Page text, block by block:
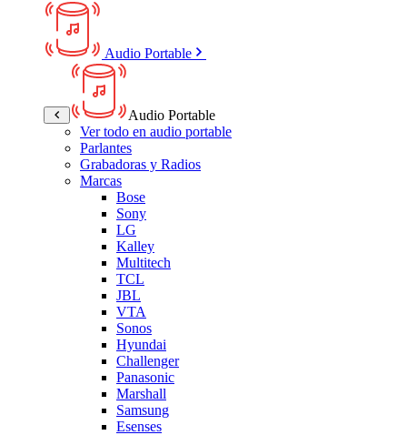
Audio Portable
Audio Portable
Ver todo en audio portable
Parlantes
Grabadoras y Radios
Marcas
Bose
Sony
LG
Kalley
Multitech
TCL
JBL
VTA
Sonos
Hyundai
Challenger
Panasonic
Marshall
Samsung
Esenses